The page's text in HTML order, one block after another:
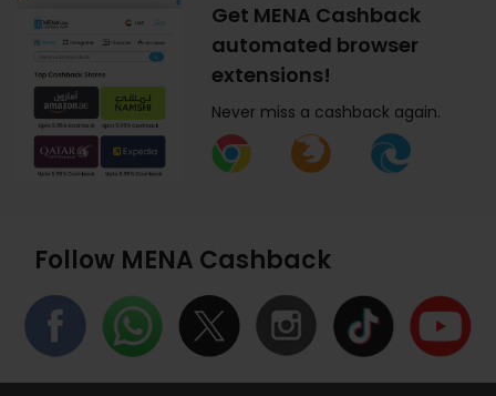
Get MENA Cashback
automated browser
extensions!
Never miss a cashback again.
Follow MENA Cashback